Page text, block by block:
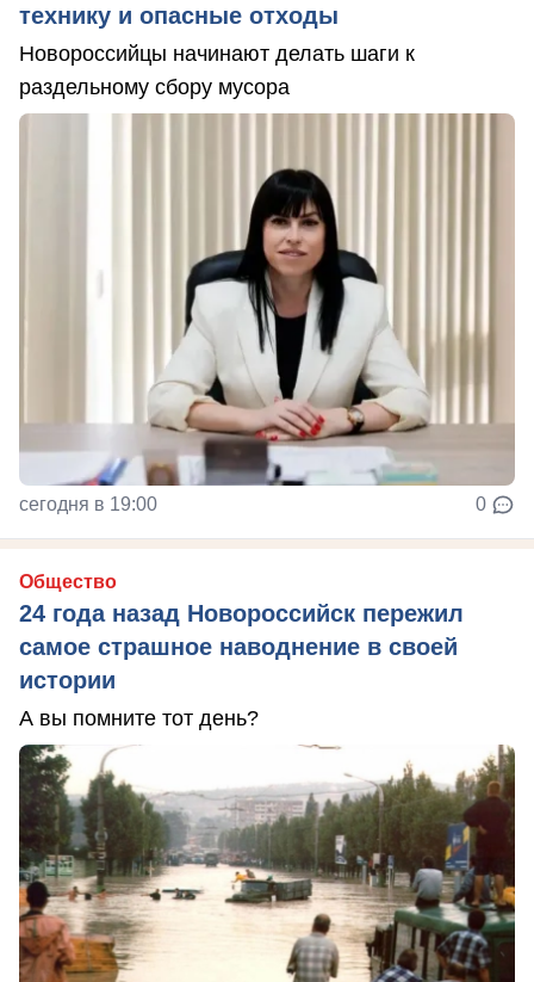
технику и опасные отходы
Новороссийцы начинают делать шаги к
раздельному сбору мусора
сегодня в 19:00 0
Общество
24 года назад Новороссийск пережил
самое страшное наводнение в своей
истории
А вы помните тот день?